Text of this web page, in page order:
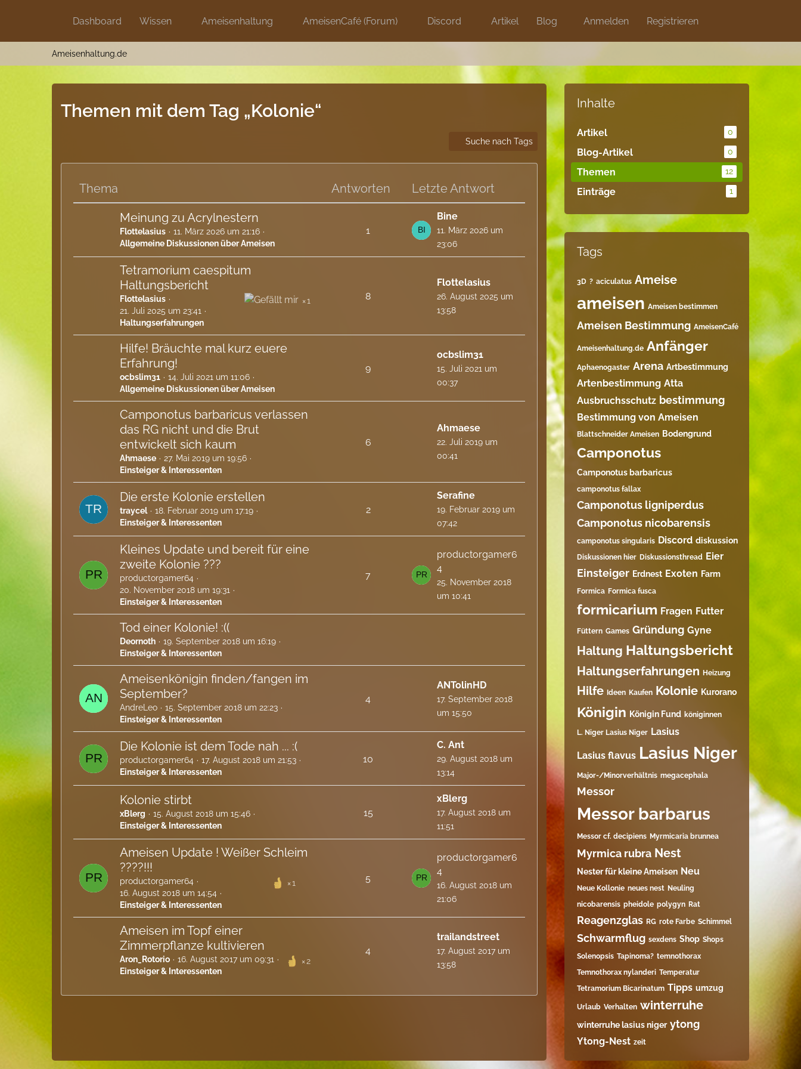
Anmelden Registrieren
Dashboard Wissen Ameisenhaltung AmeisenCafé (Forum) Discord Artikel Blog Shops
Ameisenhaltung.de
Themen mit dem Tag „Kolonie“
Suche nach Tags
Thema Antworten Letzte Antwort
Meinung zu Acrylnestern
Flottelasius
11. März 2026 um 21:16
Allgemeine Diskussionen über Ameisen
1
Bine
11. März 2026 um
23:06
Tetramorium caespitum
Haltungsbericht
1
Flottelasius
21. Juli 2025 um 23:41
Haltungserfahrungen
8
Flottelasius
26. August 2025 um
13:58
Hilfe! Bräuchte mal kurz euere
Erfahrung!
ocbslim31
14. Juli 2021 um 11:06
Allgemeine Diskussionen über Ameisen
9
ocbslim31
15. Juli 2021 um
00:37
Camponotus barbaricus verlassen
das RG nicht und die Brut
entwickelt sich kaum
Ahmaese
27. Mai 2019 um 19:56
Einsteiger & Interessenten
6
Ahmaese
22. Juli 2019 um
00:41
Die erste Kolonie erstellen
traycel
18. Februar 2019 um 17:19
Einsteiger & Interessenten
2
Serafine
19. Februar 2019 um
07:42
Kleines Update und bereit für eine
zweite Kolonie ???
productorgamer64
20. November 2018 um 19:31
Einsteiger & Interessenten
7
productorgamer6
4
25. November 2018
um 10:41
Tod einer Kolonie! :((
Deornoth
19. September 2018 um 16:19
Einsteiger & Interessenten
Ameisenkönigin finden/fangen im
September?
AndreLeo
15. September 2018 um 22:23
Einsteiger & Interessenten
4
ANTolinHD
17. September 2018
um 15:50
Die Kolonie ist dem Tode nah ... :(
productorgamer64
17. August 2018 um 21:53
Einsteiger & Interessenten
10
C. Ant
29. August 2018 um
13:14
Kolonie stirbt
xBlerg
15. August 2018 um 15:46
Einsteiger & Interessenten
15
xBlerg
17. August 2018 um
11:51
Ameisen Update ! Weißer Schleim
????!!!
1
productorgamer64
16. August 2018 um 14:54
Einsteiger & Interessenten
5
productorgamer6
4
16. August 2018 um
21:06
Ameisen im Topf einer
Zimmerpflanze kultivieren
2
Aron_Rotorio
16. August 2017 um 09:31
Einsteiger & Interessenten
4
trailandstreet
17. August 2017 um
13:58
Inhalte
Artikel 0
Blog-Artikel 0
Themen 12
Einträge 1
Tags
3D ? aciculatus Ameise
ameisen Ameisen bestimmen
Ameisen Bestimmung AmeisenCafé
Ameisenhaltung.de Anfänger
Aphaenogaster Arena Artbestimmung
Artenbestimmung Atta
Ausbruchsschutz bestimmung
Bestimmung von Ameisen
Blattschneider Ameisen Bodengrund
Camponotus
Camponotus barbaricus
camponotus fallax
Camponotus ligniperdus
Camponotus nicobarensis
camponotus singularis Discord diskussion
Diskussionen hier Diskussionsthread Eier
Einsteiger Erdnest Exoten Farm
Formica Formica fusca
formicarium Fragen Futter
Füttern Games Gründung Gyne
Haltung Haltungsbericht
Haltungserfahrungen Heizung
Hilfe Ideen Kaufen Kolonie Kurorano
Königin Königin Fund königinnen
L. Niger Lasius Niger Lasius
Lasius flavus Lasius Niger
Major-/Minorverhältnis megacephala
Messor
Messor barbarus
Messor cf. decipiens Myrmicaria brunnea
Myrmica rubra Nest
Nester für kleine Ameisen Neu
Neue Kollonie neues nest Neuling
nicobarensis pheidole polygyn Rat
Reagenzglas RG rote Farbe Schimmel
Schwarmflug sexdens Shop Shops
Solenopsis Tapinoma? temnothorax
Temnothorax nylanderi Temperatur
Tetramorium Bicarinatum​ Tipps umzug
Urlaub Verhalten winterruhe
winterruhe lasius niger ytong
Ytong-Nest zeit